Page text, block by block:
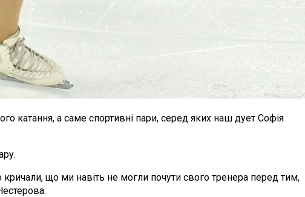
катання, а саме спортивні пари, серед яких наш дует Софія
що ми навіть не могли почути свого тренера перед тим,